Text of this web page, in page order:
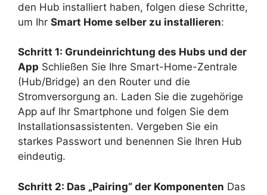
den Hub installiert haben, folgen diese Schritte,
um Ihr Smart Home selber zu installieren:
Schritt 1: Grundeinrichtung des Hubs und der
App Schließen Sie Ihre Smart-Home-Zentrale
(Hub/Bridge) an den Router und die
Stromversorgung an. Laden Sie die zugehörige
App auf Ihr Smartphone und folgen Sie dem
Installationsassistenten. Vergeben Sie ein
starkes Passwort und benennen Sie Ihren Hub
eindeutig.
Schritt 2: Das „Pairing“ der Komponenten Das